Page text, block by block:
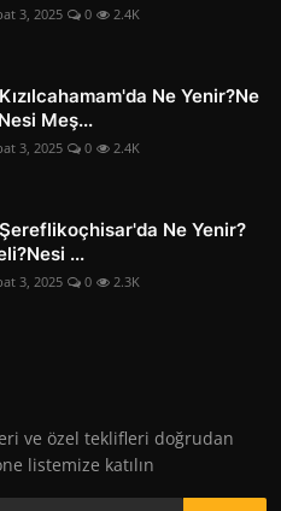
3, 2025 0 2.4K
Ne Yenir?Ne
Meş...
3, 2025 0 2.4K
Ne Yenir?
...
3, 2025 0 2.3K
ve özel teklifleri doğrudan
listemize katılın